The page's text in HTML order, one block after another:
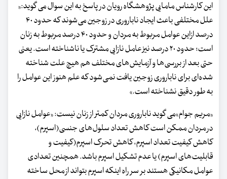
این کارشناس مامایی پژوهشگاه رویان در پاسخ به این سوال می گوید:«
علل مختلفی باعث ایجاد ناباروری در زوجین می‌شوند که حدود ۴۰
درصد ازاین عوامل مربوط به مردان و حدود ۴۰ درصد مربوط به زنان
است؛ حدود ۲۰ درصد نیز عامل نازایی مشترک یا ناشناخته است. یعنی
حتی بعد از بررسی‌ها و آزمایش‌های مختلف هم هیچ علت شناخته
شده‌ای برای ناباروری زوجین یافت نمی‌شود که علم هنوز این عوامل را
به طور دقیق نشناخته است.»
«مریم جوام»می گوید ناباروری مردان کمتر از زنان نیست: «عوامل نازایی
در مردان ممکن است کاهش تعداد سلول‌های جنسی(اسپرم)،
کاهش کیفیت تعداد اسپرم‌، کاهش تحرک اسپرم‌(کیفیت و
قابلیت‌های اسپرم‌) یا عدم تشکیل اسپرم باشد. همچنین تعدادی
عوامل مکانیکی هستند بر سر راه اینکه اسپرم بتواند از محل ساخته